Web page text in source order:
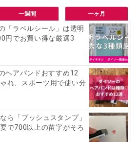
一週間 一ヶ月
「ラベルシール」は透明
円でお買い得な厳選3
ヘアバンドおすすめ12
れ、スポーツ用で使い分
ら「プッシュスタンプ」
で700以上の苗字がそろ